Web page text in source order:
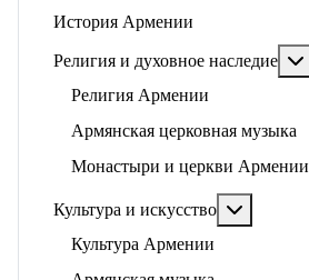
История Армении
Религия и духовное наследие
Религия Армении
Армянская церковная музыка
Монастыри и церкви Армении
Культура и искусство
Культура Армении